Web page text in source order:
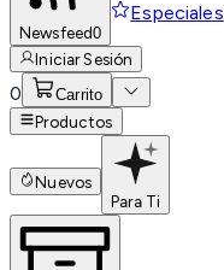
Newsfeed0
Especiales
Iniciar Sesión
0 Carrito
Productos
Nuevos
Para Ti